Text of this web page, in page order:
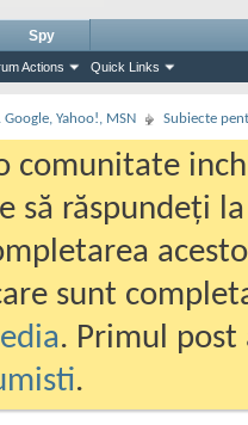
Actions Quick Links
Spy
Yahoo!, MSN Subiecte
comunitate
să răspundeți
sunt
. Primul
.